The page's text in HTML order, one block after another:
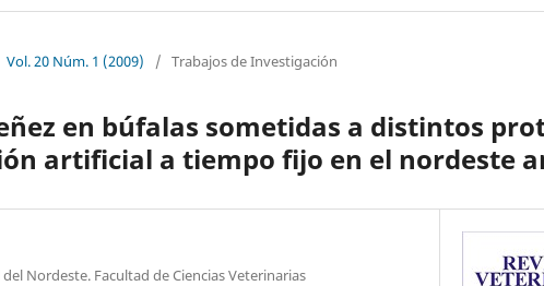
Vol. 20 Núm. 1 (2009) / Trabajos de Investigación
en búfalas sometidas a distintos
artificial a tiempo fijo en el nordeste
Nordeste. Facultad de Ciencias Veterinarias